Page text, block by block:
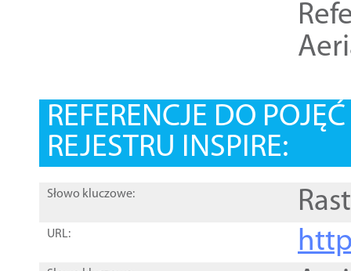
REFERENCJE DO
REJESTRU INSPIRE:
Słowo kluczowe:
URL: